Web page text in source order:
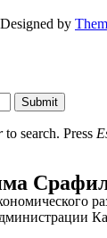
by
Submit
to search. Press